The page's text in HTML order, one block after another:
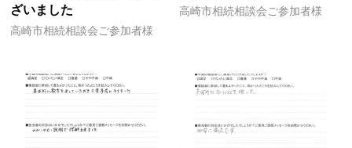
ざいました
高崎市相続相談会ご参加者様
高崎市相続相談会ご参加者様